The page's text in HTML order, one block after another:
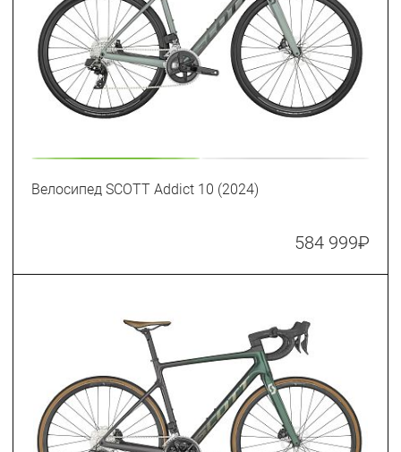
Велосипед SCOTT Addict 10 (2024)
584 999₽